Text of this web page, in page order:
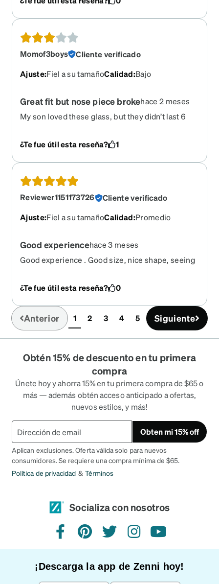
stylish and comfortable.
Momof3boys
Cliente verificado
Ajuste:Fiel a su tamañoCalidad:Bajo
Great fit but nose piece brokehace 2 meses
My son loved these glass, but they didn’t last 6
¿Te fue útil esta reseña?
1
Reviewer1151173726
Cliente verificado
Ajuste:Fiel a su tamañoCalidad:Promedio
Good experiencehace 3 meses
Good experience . Good size, nice shape, seeing
¿Te fue útil esta reseña?
0
Anterior 1(current)
2 3 4 5 Siguiente
Obtén 15% de descuento en tu primera
compra
Únete hoy y ahorra 15% en tu primera compra de $65 o
más — además obtén acceso anticipado a ofertas,
nuevos estilos, y más!
Obten mi 15% off
Aplican exclusiones. Oferta válida solo para nuevos
consumidores. Se requiere una compra mínima de $65.
Política de privacidad & Términos
Socializa con nosotros
FacebookPinterestTwitterInstagramYouTube
¡Descarga la app de Zenni hoy!